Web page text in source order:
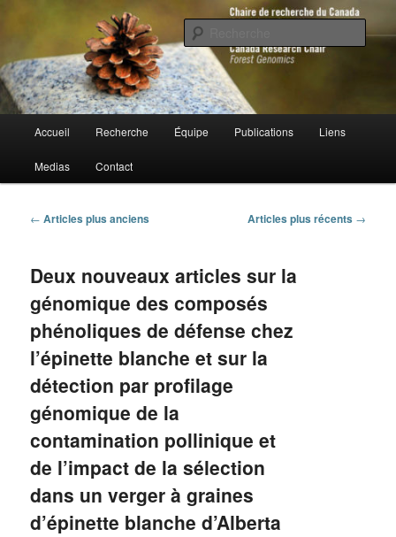
principal
secondaireChaire de recherche du Canada en
génomique forestière
principal
Accueil Recherche Équipe Publications Liens
Medias Contact
Navigation
← Articles plus anciens Articles plus récents →
Deux nouveaux articles sur la
génomique des composés
phénoliques de défense chez
l’épinette blanche et sur la
détection par profilage
génomique de la
contamination pollinique et
de l’impact de la sélection
dans un verger à graines
d’épinette blanche d’Alberta